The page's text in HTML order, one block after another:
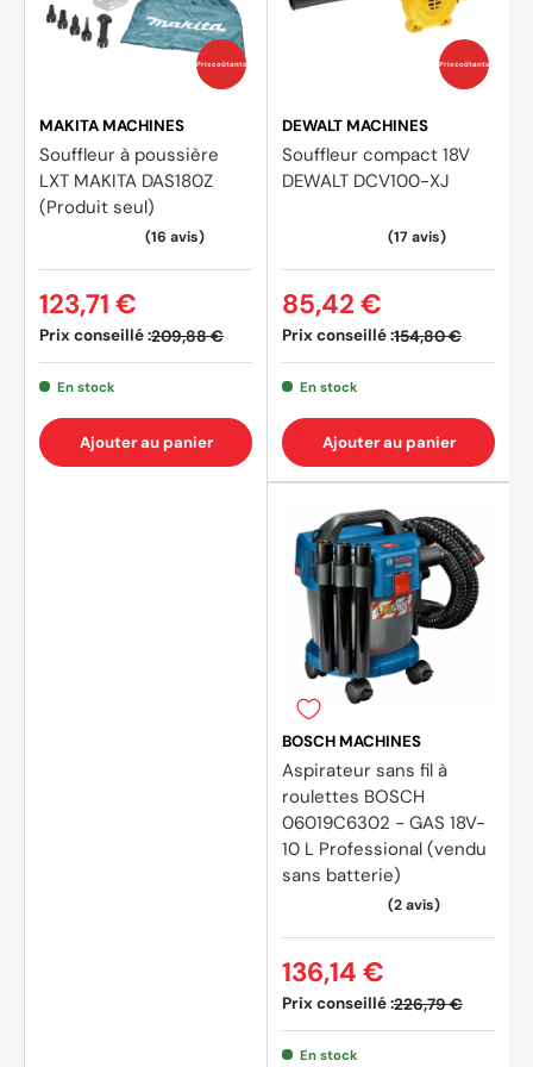
Prix coûtants
MAKITA MACHINES
Souffleur à poussière
LXT MAKITA DAS180Z
(Produit seul)
Prix conseillé :209,88 €
123,71 €
En stock
Ajouter au panier
Prix coûtants
DEWALT MACHINES
Souffleur compact 18V
DEWALT DCV100-XJ
Prix conseillé :154,80 €
85,42 €
En stock
Ajouter au panier
BOSCH MACHINES
Aspirateur sans fil à
roulettes BOSCH
06019C6302 - GAS 18V-
10 L Professional (vendu
sans batterie)
Prix conseillé :226,79 €
136,14 €
En stock